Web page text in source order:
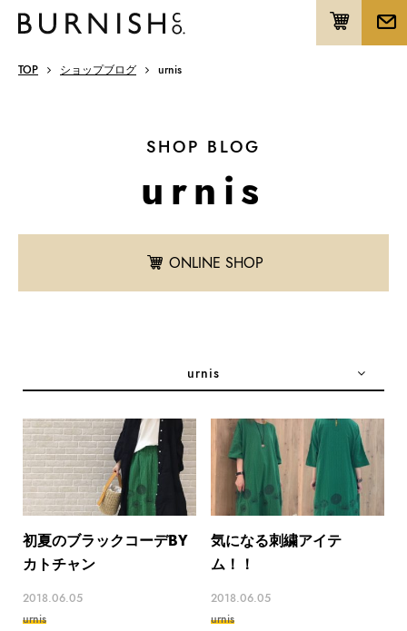
TOP ショップブログ urnis
SHOP BLOG
urnis
ONLINE SHOP
urnis
初夏のブラックコーデBY
カトチャン
2018.06.05
urnis
気になる刺繍アイテ
ム！！
2018.06.05
urnis